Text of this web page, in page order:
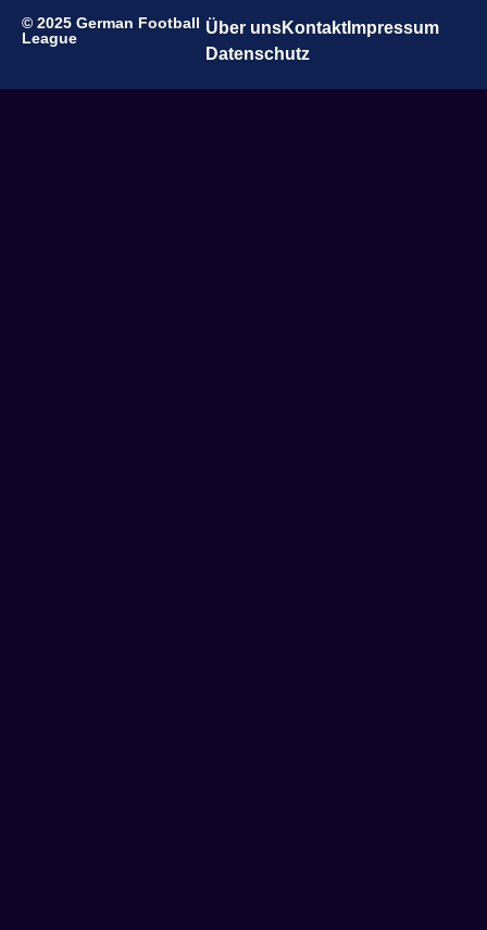
© 2025 German Football
League
Über unsKontaktImpressum
Datenschutz